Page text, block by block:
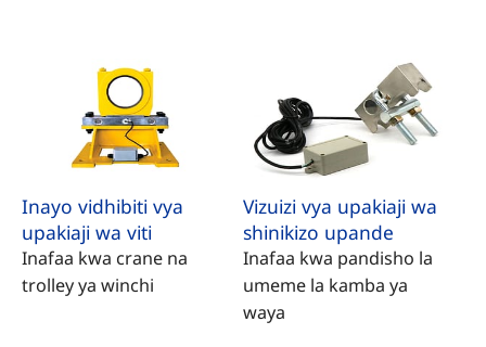
Inayo vidhibiti vya
upakiaji wa viti
Inafaa kwa crane na
trolley ya winchi
Vizuizi vya upakiaji wa
shinikizo upande
Inafaa kwa pandisho la
umeme la kamba ya
waya